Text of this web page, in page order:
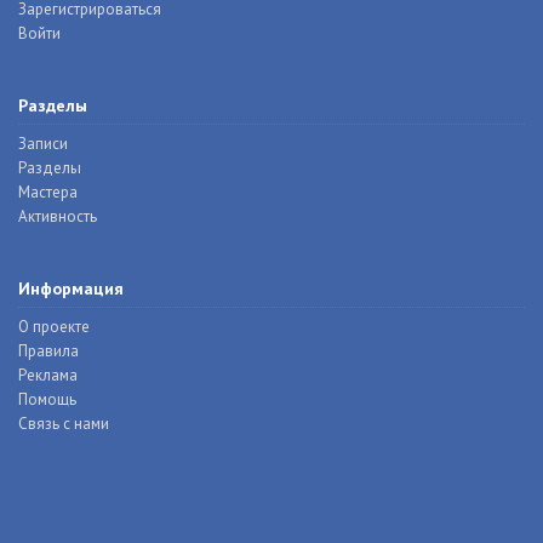
Зарегистрироваться
Войти
Разделы
Записи
Разделы
Мастера
Активность
Информация
О проекте
Правила
Реклама
Помощь
Связь с нами